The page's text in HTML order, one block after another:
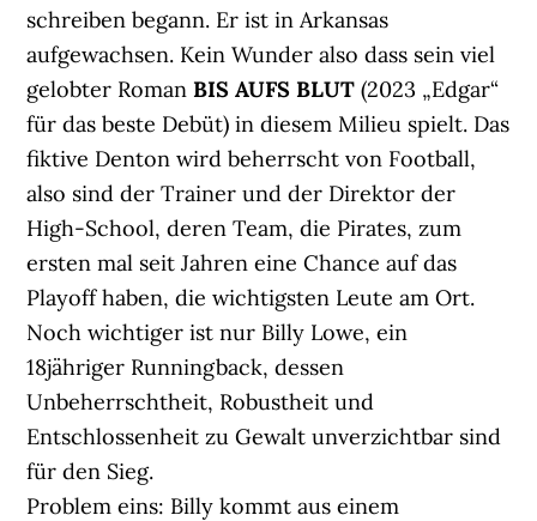
schreiben begann. Er ist in Arkansas
aufgewachsen. Kein Wunder also dass sein viel
gelobter RomanBIS AUFS BLUT (2023 „Edgar“
für das beste Debüt) in diesem Milieu spielt. Das
fiktive Denton wird beherrscht von Football,
also sind der Trainer und der Direktor der
High-School, deren Team, die Pirates, zum
ersten mal seit Jahren eine Chance auf das
Playoff haben, die wichtigsten Leute am Ort.
Noch wichtiger ist nur Billy Lowe, ein
18jähriger Runningback, dessen
Unbeherrschtheit, Robustheit und
Entschlossenheit zu Gewalt unverzichtbar sind
für den Sieg.
Problem eins: Billy kommt aus einem